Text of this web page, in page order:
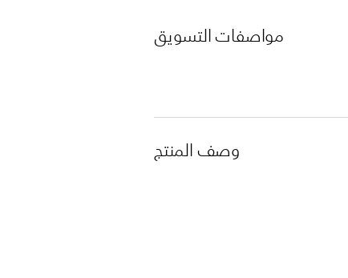
مواصفات التسويق
وصف المنتج